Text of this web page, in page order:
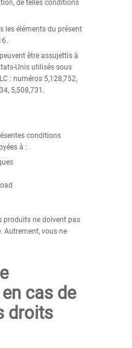
de telles conditions
les éléments du présent
être assujettis à
Unis utilisés sous
: numéros 5,128,752,
5,508,731.
conditions
à :
produits ne doivent pas
Autrement, vous ne
cas de
droits